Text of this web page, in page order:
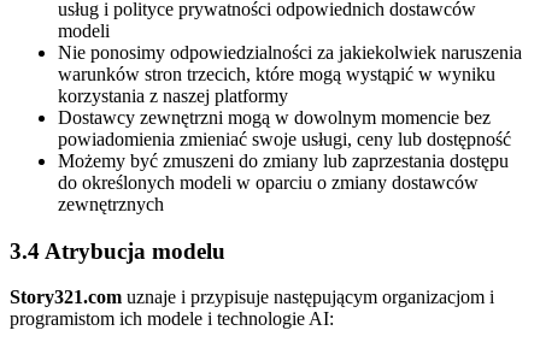
usług i polityce prywatności odpowiednich dostawców
modeli
Nie ponosimy odpowiedzialności za jakiekolwiek naruszenia
warunków stron trzecich, które mogą wystąpić w wyniku
korzystania z naszej platformy
Dostawcy zewnętrzni mogą w dowolnym momencie bez
powiadomienia zmieniać swoje usługi, ceny lub dostępność
Możemy być zmuszeni do zmiany lub zaprzestania dostępu
do określonych modeli w oparciu o zmiany dostawców
zewnętrznych
3.4 Atrybucja modelu
Story321.com uznaje i przypisuje następującym organizacjom i
programistom ich modele i technologie AI: